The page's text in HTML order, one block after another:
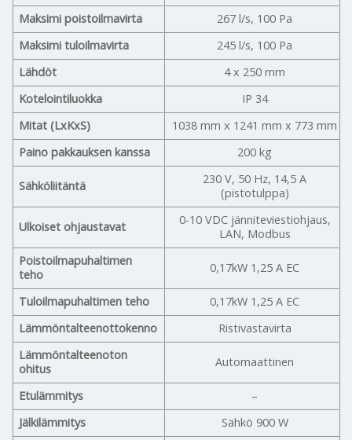
Maksimi poistoilmavirta
267 l/s, 100 Pa
Maksimi tuloilmavirta
245 l/s, 100 Pa
Lähdöt
4 x 250 mm
Kotelointiluokka
IP 34
Mitat (LxKxS)
1038 mm x 1241 mm x 773 mm
Paino pakkauksen kanssa
200 kg
Sähköliitäntä
230 V, 50 Hz, 14,5 A
(pistotulppa)
Ulkoiset ohjaustavat
0-10 VDC jänniteviestiohjaus,
LAN, Modbus
Poistoilmapuhaltimen
teho
0,17kW 1,25 A EC
Tuloilmapuhaltimen teho
0,17kW 1,25 A EC
Lämmöntalteenottokenno
Ristivastavirta
Lämmöntalteenoton
ohitus
Automaattinen
Etulämmitys
–
Jälkilämmitys
Sähkö 900 W